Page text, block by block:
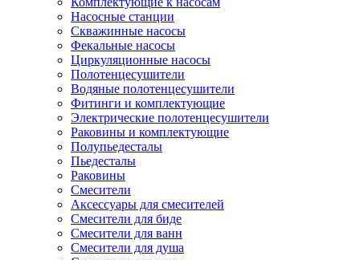
Насосные станции
Скважинные насосы
Фекальные насосы
Циркуляционные насосы
Полотенцесушители
Водяные полотенцесушители
Фитинги и комплектующие
Электрические полотенцесушители
Раковины и комплектующие
Полупьедесталы
Пьедесталы
Раковины
Смесители
Аксессуары для смесителей
Смесители для биде
Смесители для ванн
Смесители для душа